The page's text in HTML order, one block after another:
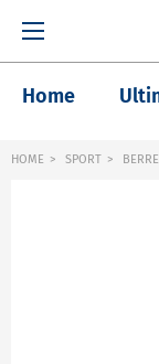
Home
HOME SPORT